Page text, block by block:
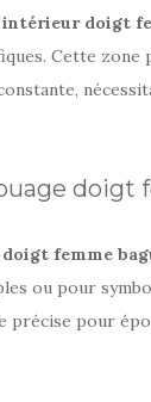
intérieur doigt
Cette zone
doigt
femme
ou pour
précise pour